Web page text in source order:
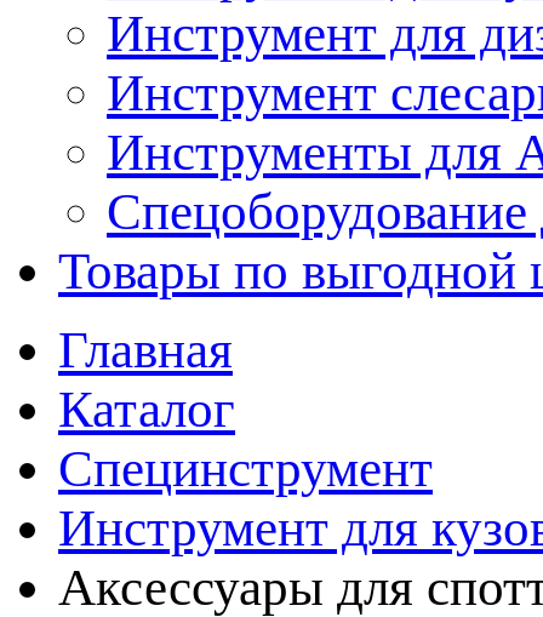
Инструмент для
Инструмент
Инструменты
Спецоборудование
Товары по выгодной
Главная
Каталог
Специнструмент
Инструмент для
Аксессуары для